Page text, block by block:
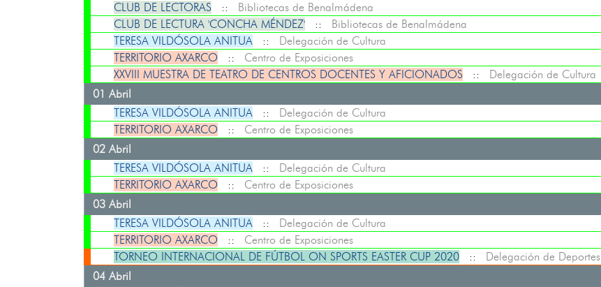
CLUB DE LECTORAS :: Bibliotecas de Benalmádena
CLUB DE LECTURA 'CONCHA MÉNDEZ':: Bibliotecas de Benalmádena
TERESA VILDÓSOLA ANITUA:: Delegación de Cultura
TERRITORIO AXARCO :: Centro de Exposiciones
XXVIII MUESTRA DE TEATRO DE CENTROS DOCENTES Y AFICIONADOS :: Delegación de Cultura
01 Abril
TERESA VILDÓSOLA ANITUA:: Delegación de Cultura
TERRITORIO AXARCO :: Centro de Exposiciones
02 Abril
TERESA VILDÓSOLA ANITUA:: Delegación de Cultura
TERRITORIO AXARCO :: Centro de Exposiciones
03 Abril
TERESA VILDÓSOLA ANITUA:: Delegación de Cultura
TERRITORIO AXARCO :: Centro de Exposiciones
TORNEO INTERNACIONAL DE FÚTBOL ON SPORTS EASTER CUP 2020:: Delegación de Deportes
04 Abril